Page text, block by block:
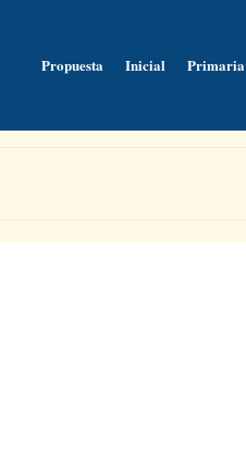
Propuesta Inicial Primaria